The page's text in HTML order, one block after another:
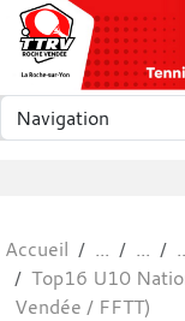
Accueil
Top16 U10
Vendée / FFTT)
Panneau de gestion